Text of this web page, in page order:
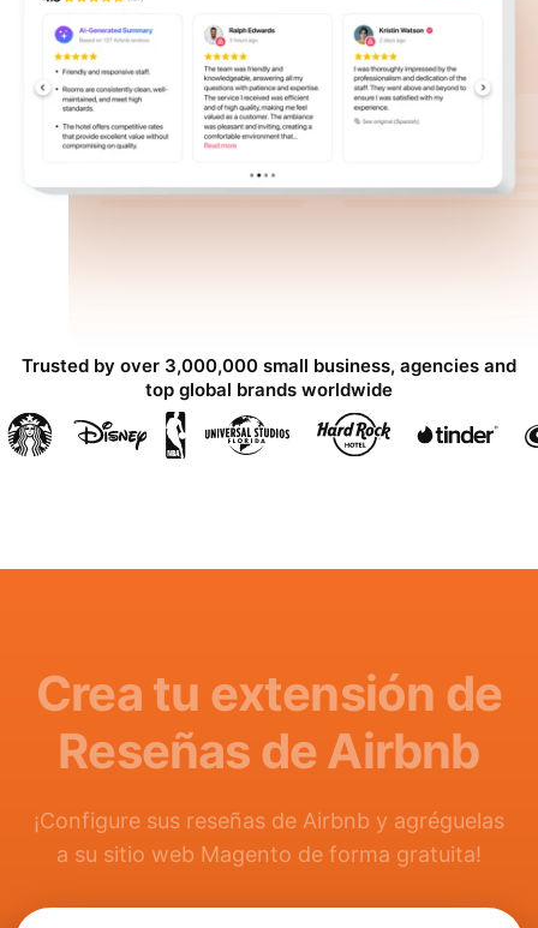
Trusted by over 3,000,000 small business, agencies and
top global brands worldwide
Crea tu extensión de
Reseñas de Airbnb
¡Configure sus reseñas de Airbnb y agréguelas
a su sitio web Magento de forma gratuita!